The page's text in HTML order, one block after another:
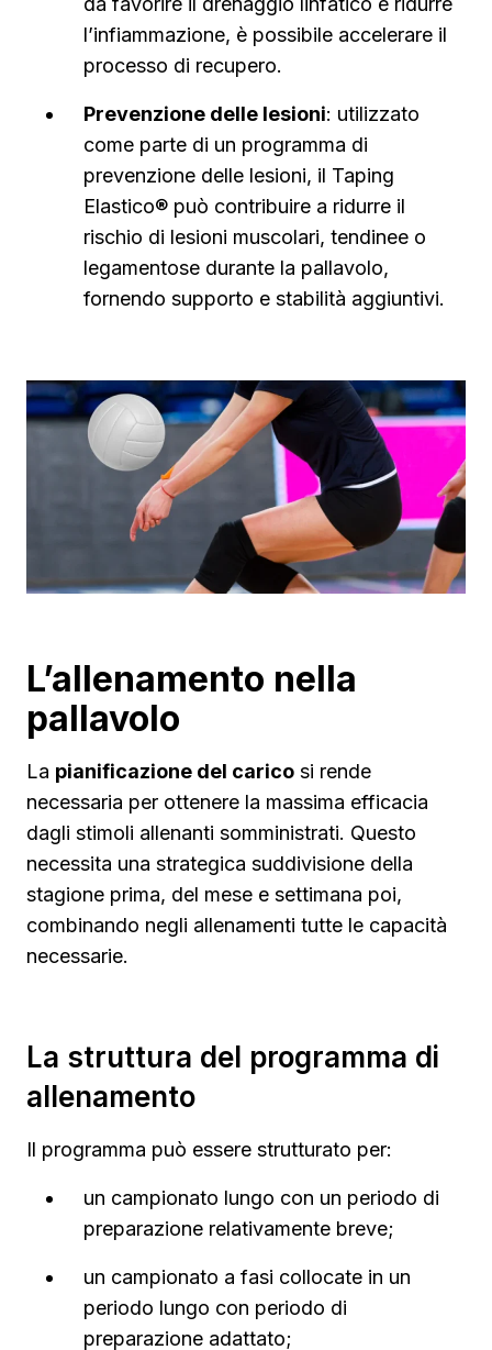
l’infiammazione, è possibile accelerare il
processo di recupero.
Prevenzione delle lesioni: utilizzato
come parte di un programma di
prevenzione delle lesioni, il Taping
Elastico® può contribuire a ridurre il
rischio di lesioni muscolari, tendinee o
legamentose durante la pallavolo,
fornendo supporto e stabilità aggiuntivi.
L’allenamento nella
pallavolo
La pianificazione del carico si rende
necessaria per ottenere la massima efficacia
dagli stimoli allenanti somministrati. Questo
necessita una strategica suddivisione della
stagione prima, del mese e settimana poi,
combinando negli allenamenti tutte le capacità
necessarie.
La struttura del programma di
allenamento
Il programma può essere strutturato per:
un campionato lungo con un periodo di
preparazione relativamente breve;
un campionato a fasi collocate in un
periodo lungo con periodo di
preparazione adattato;